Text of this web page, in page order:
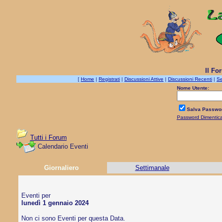
Il
[ Home | Registrati | Discussioni Attive | Discussioni Recenti |
Nome Utente:
Salva
Password
Tutti i Forum
Calendario Eventi
Giornaliero Settimanale
Eventi per
lunedì 1 gennaio 2024
Non ci sono Eventi per questa Data.